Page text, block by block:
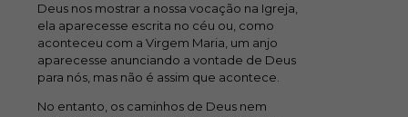
Deus nos mostrar a nossa vocação na Igreja,
ela aparecesse escrita no céu ou, como
aconteceu com a Virgem Maria, um anjo
aparecesse anunciando a vontade de Deus
para nós, mas não é assim que acontece.
No entanto, os caminhos de Deus nem